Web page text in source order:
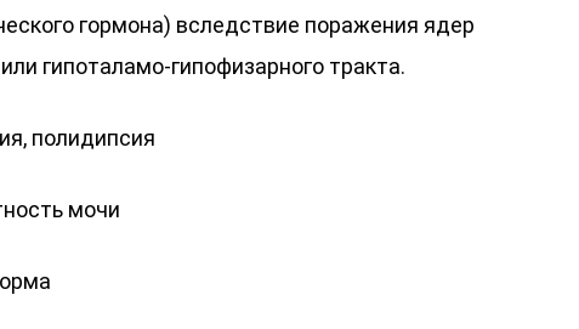
гормона) вследствие поражения ядер
гипоталамо-гипофизарного тракта.
полидипсия
мочи